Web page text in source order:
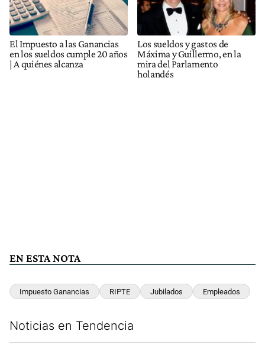
El Impuesto a las Ganancias
en los sueldos cumple 20 años
| A quiénes alcanza
Los sueldos y gastos de
Máxima y Guillermo, en la
mira del Parlamento
holandés
EN ESTA NOTA
Impuesto Ganancias RIPTE Jubilados Empleados
Noticias en Tendencia